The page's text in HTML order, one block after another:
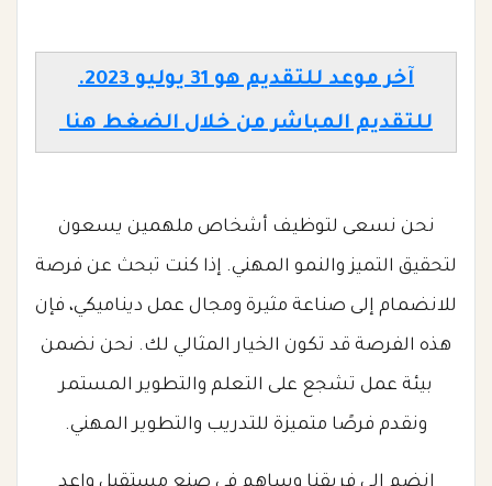
آخر موعد للتقديم هو 31 يوليو 2023.
للتقديم المباشر من خلال الضغط هنا
نحن نسعى لتوظيف أشخاص ملهمين يسعون
لتحقيق التميز والنمو المهني. إذا كنت تبحث عن فرصة
للانضمام إلى صناعة مثيرة ومجال عمل ديناميكي، فإن
هذه الفرصة قد تكون الخيار المثالي لك. نحن نضمن
بيئة عمل تشجع على التعلم والتطوير المستمر
ونقدم فرصًا متميزة للتدريب والتطوير المهني.